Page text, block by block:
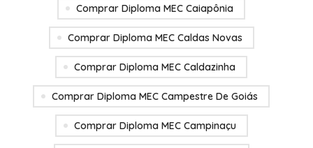
Comprar Diploma MEC Caiapônia
Comprar Diploma MEC Caldas Novas
Comprar Diploma MEC Caldazinha
Comprar Diploma MEC Campestre De Goiás
Comprar Diploma MEC Campinaçu